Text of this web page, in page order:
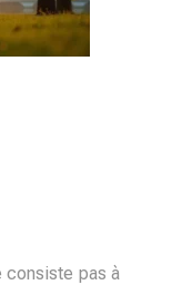
consiste pas à